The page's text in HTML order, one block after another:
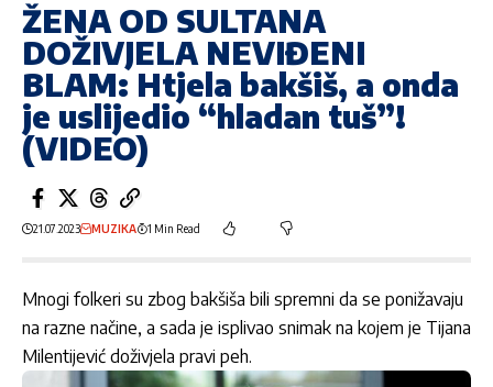
ŽENA OD SULTANA
DOŽIVJELA NEVIĐENI
BLAM: Htjela bakšiš, a onda
je uslijedio “hladan tuš”!
(VIDEO)
21.07.2023 MUZIKA 1 Min Read
Mnogi folkeri su zbog bakšiša bili spremni da se ponižavaju
na razne načine, a sada je isplivao snimak na kojem je Tijana
Milentijević doživjela pravi peh.